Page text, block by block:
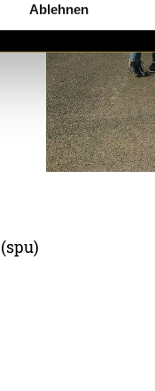
Ablehnen
(spu)